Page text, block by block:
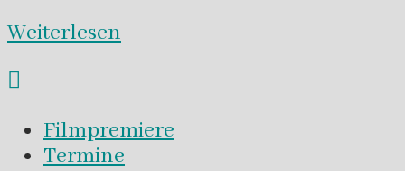
Weiterlesen
Filmpremiere
Termine